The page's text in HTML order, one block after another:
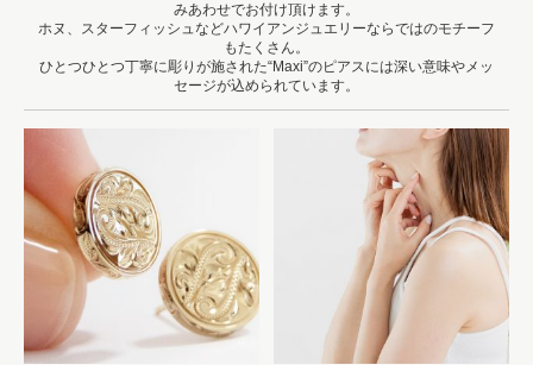
みあわせでお付け頂けます。
ホヌ、スターフィッシュなどハワイアンジュエリーならではのモチーフ
もたくさん。
ひとつひとつ丁寧に彫りが施された“Maxi”のピアスには深い意味やメッ
セージが込められています。